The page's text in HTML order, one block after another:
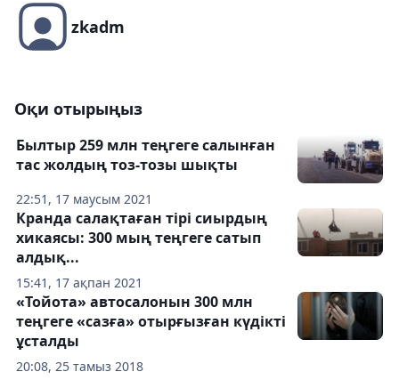
zkadm
Оқи отырыңыз
22:51, 17 маусым 2021
Былтыр 259 млн теңгеге салынған
тас жолдың тоз-тозы шықты
15:41, 17 ақпан 2021
Кранда салақтаған тірі сиырдың
хикаясы: 300 мың теңгеге сатып
алдық...
20:08, 25 тамыз 2018
«Тойота» автосалонын 300 млн
теңгеге «сазға» отырғызған күдікті
ұсталды